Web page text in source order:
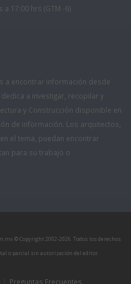
a 17:00 hrs (GTM -6)
a encontrar información desde
a investigar, recopilar y
y Construcción disponible en
de información. Los arquitectos,
el tema, puedan encontrar
para su trabajo o
© Copyright 2002-2026. Todos los derechos
o parcial sin autorización del editor.
Preguntas Frecuentes